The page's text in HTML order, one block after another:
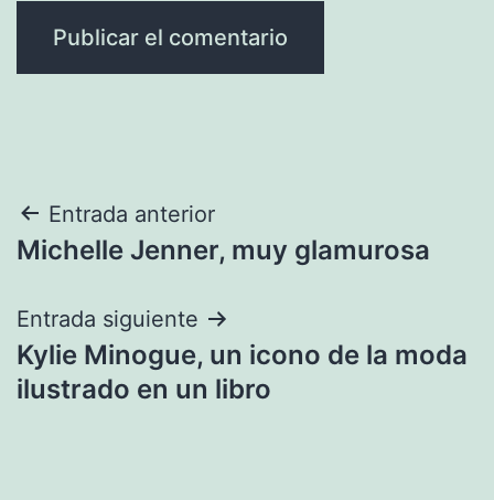
Navegación
de
entradas
Entrada anterior
Michelle Jenner, muy glamurosa
Entrada siguiente
Kylie Minogue, un icono de la moda
ilustrado en un libro